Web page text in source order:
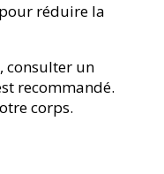
réduire la
consulter un
recommandé.
corps.